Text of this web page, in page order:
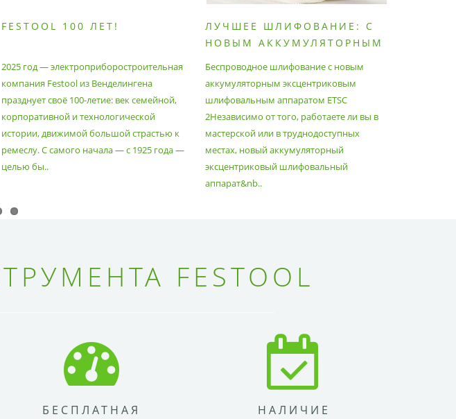
FESTOOL 100 ЛЕТ!
2025 год — электроприборостроительная
компания Festool из Венделингена
празднует своё 100-летие: век семейной,
корпоративной и технологической
истории, движимой большой страстью к
ремеслу. С самого начала — с 1925 года —
целью бы..
ЛУЧШЕЕ ШЛИФОВАНИЕ: С
НОВЫМ АККУМУЛЯТОРНЫМ
АППАРАТОМ ETSC2
Беспроводное шлифование с новым
аккумуляторным эксцентриковым
шлифовальным аппаратом ETSC
2Независимо от того, работаете ли вы в
мастерской или в труднодоступных
местах, новый аккумуляторный
эксцентриковый шлифовальный
аппарат&nb..
FESTOOL
БЕСПЛАТНАЯ НАЛИЧИЕ